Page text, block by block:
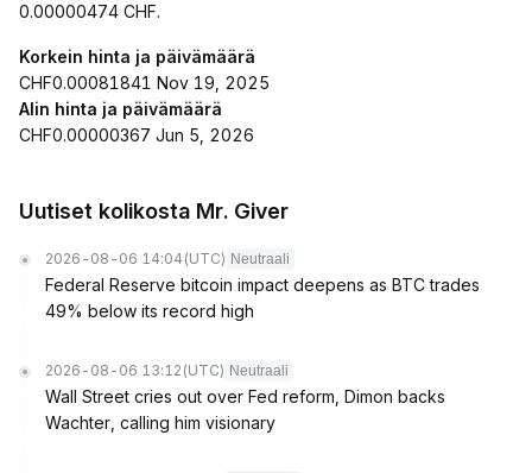
0.00000474 CHF.
Korkein hinta ja päivämäärä
CHF0.00081841 Nov 19, 2025
Alin hinta ja päivämäärä
CHF0.00000367 Jun 5, 2026
Uutiset kolikosta Mr. Giver
2026-08-06 14:04 (UTC) Neutraali
Federal Reserve bitcoin impact deepens as BTC trades
49% below its record high
2026-08-06 13:12 (UTC) Neutraali
Wall Street cries out over Fed reform, Dimon backs
Wachter, calling him visionary